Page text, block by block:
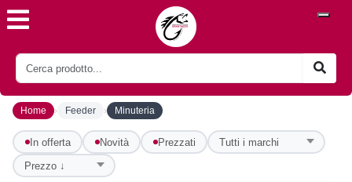
Home › Feeder › Minuteria
In offerta Novità Prezzati